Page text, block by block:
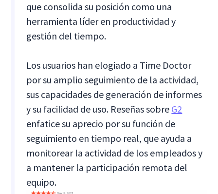
que consolida su posición como una
herramienta líder en productividad y
gestión del tiempo.
Los usuarios han elogiado a Time Doctor
por su amplio seguimiento de la actividad,
sus capacidades de generación de informes
y su facilidad de uso. Reseñas sobre G2
enfatice su aprecio por su función de
seguimiento en tiempo real, que ayuda a
monitorear la actividad de los empleados y
a mantener la participación remota del
equipo.